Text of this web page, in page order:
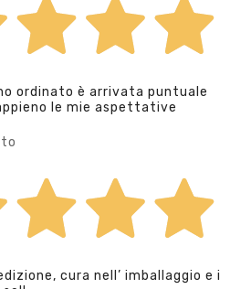
ordinato è arrivata puntuale
le mie aspettative
cura nell’ imballaggio e i